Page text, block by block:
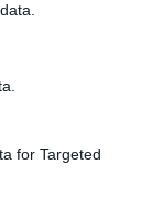
for Targeted